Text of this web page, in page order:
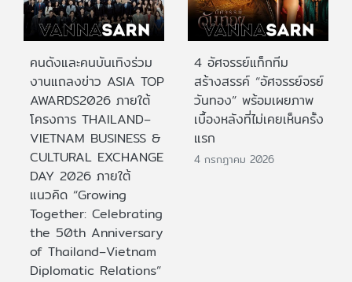
คนดังและคนบันเทิงร่วม
งานแถลงข่าว ASIA TOP
AWARDS2026 ภายใต้
โครงการ THAILAND–
VIETNAM BUSINESS &
CULTURAL EXCHANGE
DAY 2026 ภายใต้
แนวคิด “Growing
Together: Celebrating
the 50th Anniversary
of Thailand–Vietnam
Diplomatic Relations”
4 อัศจรรย์แท็กทีม
สร้างสรรค์ “อัศจรรย์จรย์
วันทอง” พร้อมเผยภาพ
เบื้องหลังที่ไม่เคยเห็นครั้ง
แรก
4 กรกฎาคม 2026